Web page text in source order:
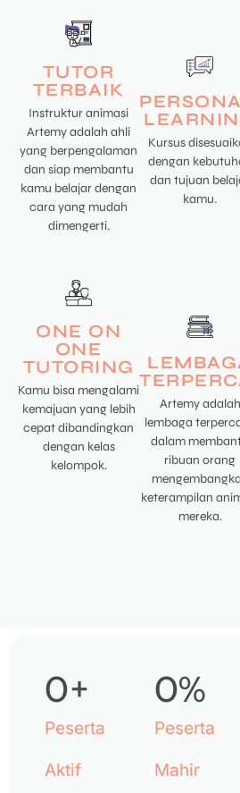
TUTOR
TERBAIK
Instruktur animasi
Artemy adalah ahli
yang berpengalaman
dan siap membantu
kamu belajar dengan
cara yang mudah
dimengerti.
Kursus
dengan
dan tujuan
kamu.
ONE ON
ONE
TUTORING
Kamu bisa mengalami
kemajuan yang lebih
cepat dibandingkan
dengan kelas
kelompok.
Artemy adalah
lembaga
dalam
ribuan orang
keterampilan
mereka.
Peserta
Aktif
0+
Peserta
Mahir
0%